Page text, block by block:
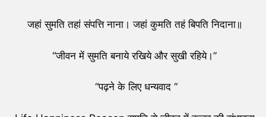
जहां सुमति तहां संपत्ति नाना। जहां कुमति तहं बिपति निदाना॥
“जीवन में सुमति बनाये रखिये और सुखी रहिये।”
“पढ़ने के लिए धन्यवाद “